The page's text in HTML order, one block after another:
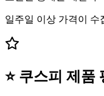
일주일 이상 가격이
⭐ 쿠스피 제품